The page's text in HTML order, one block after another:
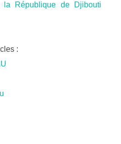
la République de Djibouti
: